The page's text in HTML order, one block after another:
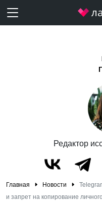
Редактор
Главная Новости
и запрет на копирование личного